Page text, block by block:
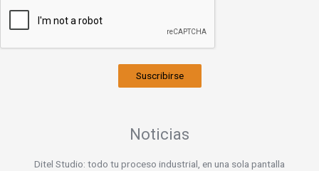
Suscribirse
Noticias
Ditel Studio: todo tu proceso industrial, en una sola pantalla